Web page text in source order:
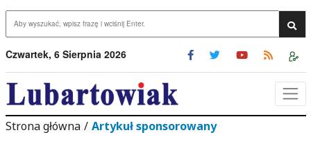
Czwartek, 6 Sierpnia 2026
Strona główna / Artykuł sponsorowany